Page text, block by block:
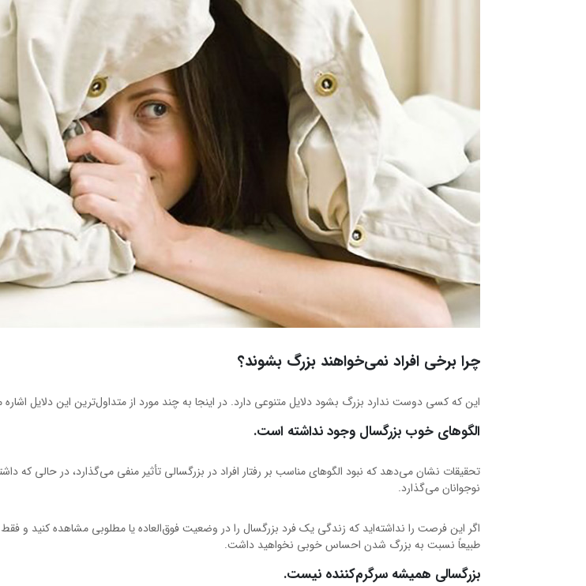
چرا برخی افراد نمی‌خواهند بزرگ بشوند؟
این که کسی دوست ندارد بزرگ بشود دلایل متنوعی دارد. در اینجا به چند مورد از متداول‌ترین این دلایل اشاره
الگوهای خوب بزرگسال وجود نداشته است.
تحقیقات نشان می‌دهد که نبود الگوهای مناسب بر رفتار افراد در بزرگسالی تأثیر منفی می‌گذارد، در حالی که
نوجوانان می‌گذارد.
اگر این فرصت را نداشته‌اید که زندگی یک فرد بزرگسال را در وضعیت فوق‌العاده یا مطلوبی مشاهده کنید و فقط
طبیعاً نسبت به بزرگ شدن احساس خوبی نخواهید داشت.
بزرگسالی همیشه سرگرم‌کننده نیست.